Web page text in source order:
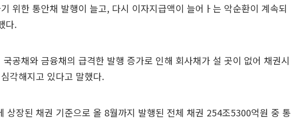
위한 통안채 발행이 늘고, 다시 이자지급액이 늘어ㅏ는 악순환이 계속되
다.
공채와 금융채의 급격한 발행 증가로 인해 회사채가 설 곳이 없어 채권시
각해지고 있다고 말했다.
상장된 채권 기준으로 올 8월까지 발행된 전체 채권 254조5300억원 중 통